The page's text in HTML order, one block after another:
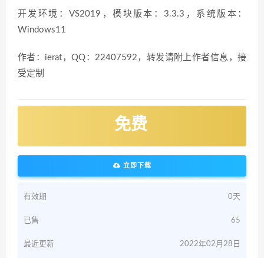
开发环境：VS2019，模块版本：3.3.3，系统版本：
Windows11
作者：ierat，QQ：22407592，转发请附上作者信息，接
受定制
免费
立即下载
有效期 0天
已售 65
最近更新 2022年02月28日